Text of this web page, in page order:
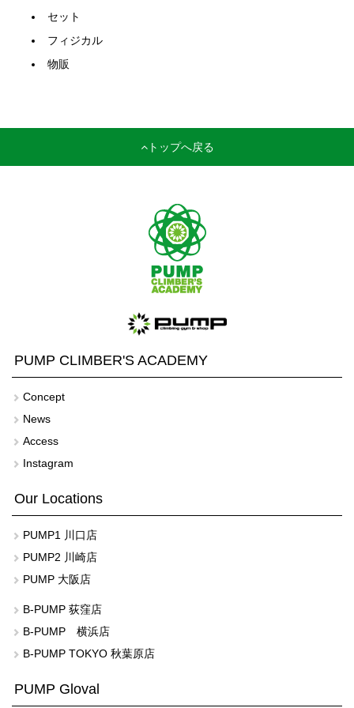
セット
フィジカル
物販
トップへ戻る
PUMP CLIMBER'S ACADEMY
Concept
News
Access
Instagram
Our Locations
PUMP1 川口店
PUMP2 川崎店
PUMP 大阪店
B-PUMP 荻窪店
B-PUMP 横浜店
B-PUMP TOKYO 秋葉原店
PUMP Gloval